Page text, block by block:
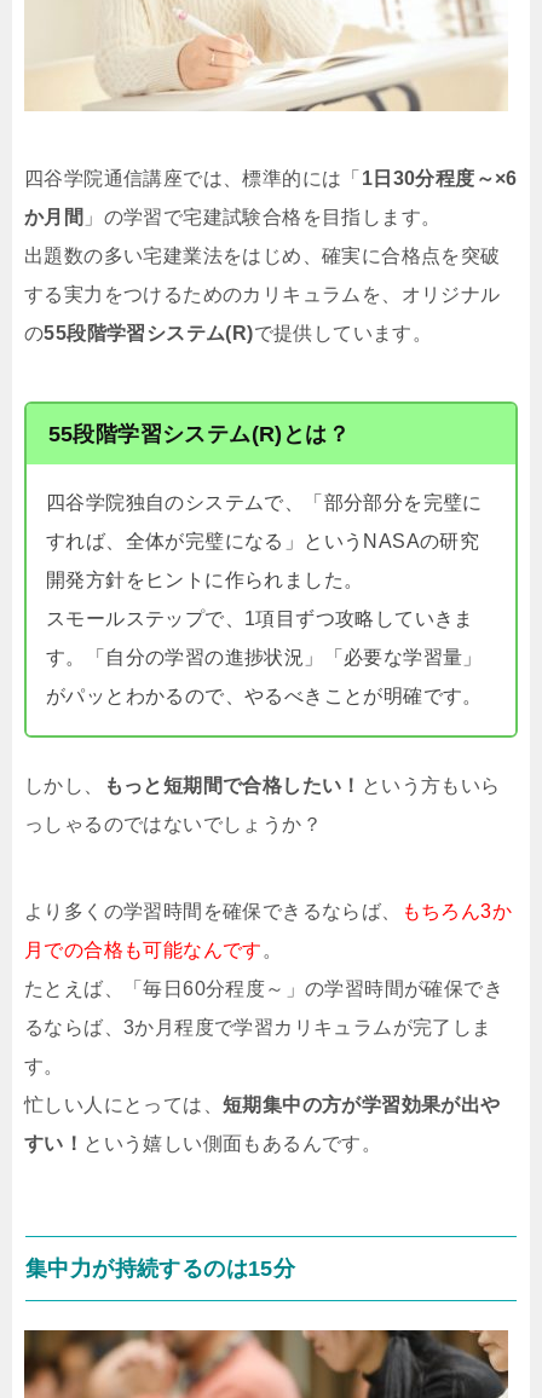
四谷学院通信講座では、標準的には「 1日30分程度～×6
か月間 」の学習で宅建試験合格を目指します。
出題数の多い宅建業法をはじめ、確実に合格点を突破
する実力をつけるためのカリキュラムを、オリジナル
の55段階学習システム(R)で提供しています。
55段階学習システム(R)とは？
四谷学院独自のシステムで、「部分部分を完璧に
すれば、全体が完璧になる」というNASAの研究
開発方針をヒントに作られました。
スモールステップで、1項目ずつ攻略していきま
す。「自分の学習の進捗状況」「必要な学習量」
がパッとわかるので、やるべきことが明確です。
しかし、 もっと短期間で合格したい！ という方もいら
っしゃるのではないでしょうか？
より多くの学習時間を確保できるならば、
もちろん3か
月での合格も可能なんです 。
たとえば、「毎日60分程度～」の学習時間が確保でき
るならば、3か月程度で学習カリキュラムが完了しま
す。
忙しい人にとっては、 短期集中の方が学習効果が出や
すい！ という嬉しい側面もあるんです。
集中力が持続するのは15分